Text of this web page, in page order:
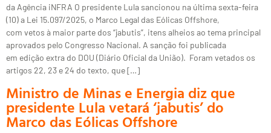
da Agência iNFRA O presidente Lula sancionou na última sexta-feira
(10) a Lei 15.097/2025, o Marco Legal das Eólicas Offshore,
com vetos à maior parte dos “jabutis”, itens alheios ao tema principal
aprovados pelo Congresso Nacional. A sanção foi publicada
em edição extra do DOU (Diário Oficial da União). Foram vetados os
artigos 22, 23 e 24 do texto, que […]
Ministro de Minas e Energia diz que
presidente Lula vetará ‘jabutis’ do
Marco das Eólicas Offshore